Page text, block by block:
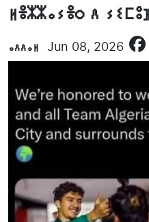
ⵍⴻⵣⵣⴰⵢⴻⵔ ⴷ
ⴰⴷⴷⴰⵍ Jun 08, 2026